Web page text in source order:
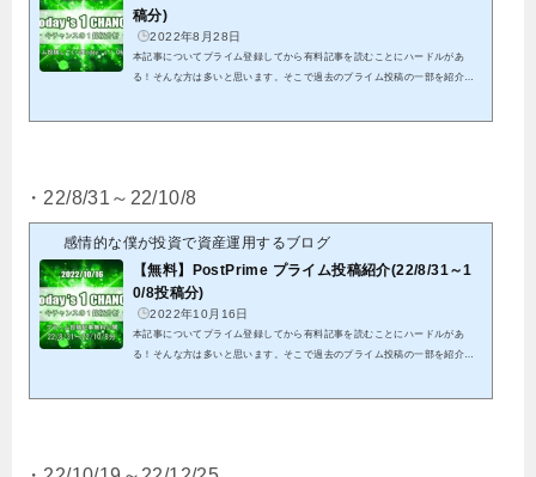
稿分)
2022年8月28日
本記事についてプライム登録してから有料記事を読むことにハードルがあ
る！そんな方は多いと思います。そこで過去のプライム投稿の一部を紹介致
頂くことで閲覧可能です私...
・22/8/31～22/10/8
感情的な僕が投資で資産運用するブログ
【無料】PostPrime プライム投稿紹介(22/8/31～1
0/8投稿分)
2022年10月16日
本記事についてプライム登録してから有料記事を読むことにハードルがあ
る！そんな方は多いと思います。そこで過去のプライム投稿の一部を紹介致